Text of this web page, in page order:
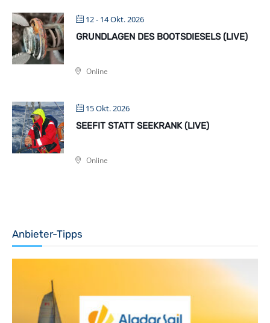
12 - 14 Okt. 2026
GRUNDLAGEN DES BOOTSDIESELS (LIVE)
Online
15 Okt. 2026
SEEFIT STATT SEEKRANK (LIVE)
Online
Anbieter-Tipps